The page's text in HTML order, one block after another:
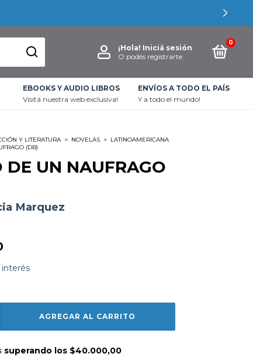
¡Hola! Iniciá sesión
O podés registrarte
0
EBOOKS Y AUDIO LIBROS
Visitá nuestra web exclusiva!
ENVÍOS A TODO EL PAÍS
Y a todo el mundo!
Y LITERATURA > NOVELAS > LATINOAMERICANA
(DB)
DE UN NAUFRAGO
Marquez
interés
$40.000,00
superando los $40.000,00